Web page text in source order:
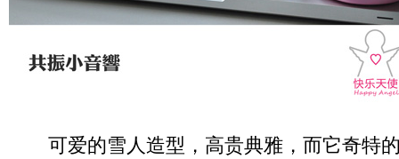
可爱的雪人造型，高贵典雅，而它奇特